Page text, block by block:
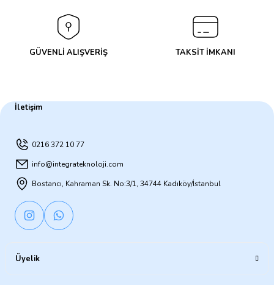
GÜVENLİ ALIŞVERİŞ TAKSİT İMKANI
İletişim
0216 372 10 77
info@integrateknoloji.com
Bostancı, Kahraman Sk. No:3/1, 34744 Kadıköy/İstanbul
Üyelik